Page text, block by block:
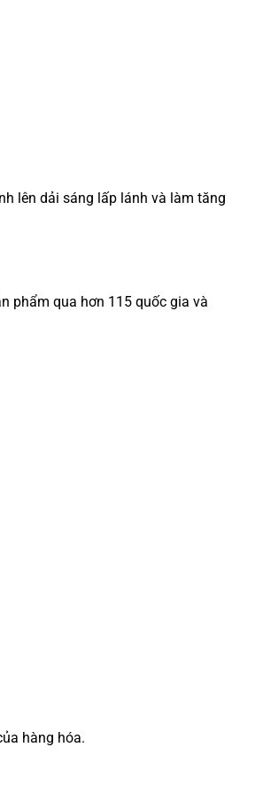
lên dải sáng lấp lánh và làm tăng
phẩm qua hơn 115 quốc gia và
hàng hóa.